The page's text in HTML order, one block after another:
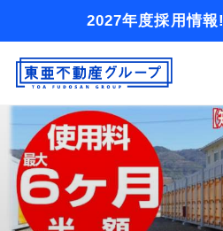
2027年度採用情報!
借りる
買う
店舗